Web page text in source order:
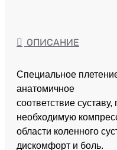
ОПИСАНИЕ
Специальное
анатомичное
соответствие
необходимую
области коленного
дискомфорт и боль.